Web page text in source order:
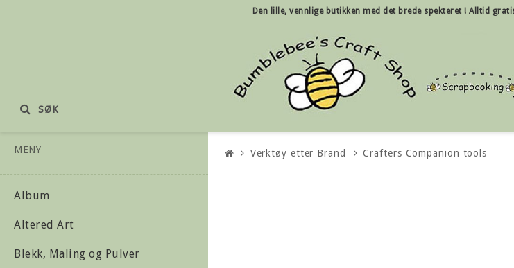
Den lille, vennlige butikken med det brede spekteret ! Alltid
SØK
MENY
Album
Altered Art
Blekk, Maling og Pulver
Verktøy etter Brand Crafters Companion tools